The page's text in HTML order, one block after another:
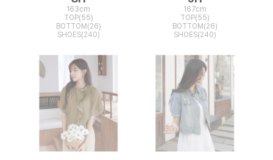
163cm
TOP(55)
BOTTOM(26)
SHOES(240)
167cm
TOP(55)
BOTTOM(26)
SHOES(240)